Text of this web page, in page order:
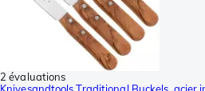
2 évaluations
Knivesandtools Traditional Buckels, acier